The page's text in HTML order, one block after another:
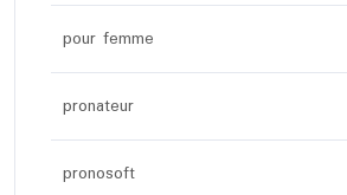
pour femme
pronateur
pronosoft